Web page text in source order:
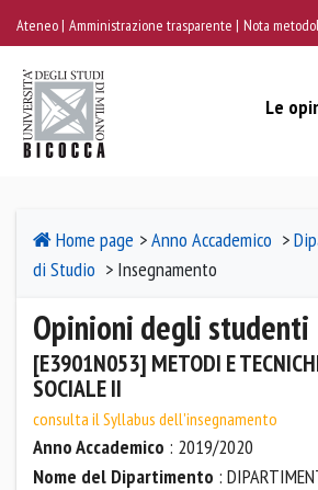
Ateneo Amministrazione trasparente Nota
Le
Home page >Anno Accademico >
di Studio > Insegnamento
Opinioni degli studenti
[E3901N053] METODI E
SOCIALE II
consulta il Syllabus dell'insegnamento
Anno Accademico : 2019/2020
Nome del Dipartimento :